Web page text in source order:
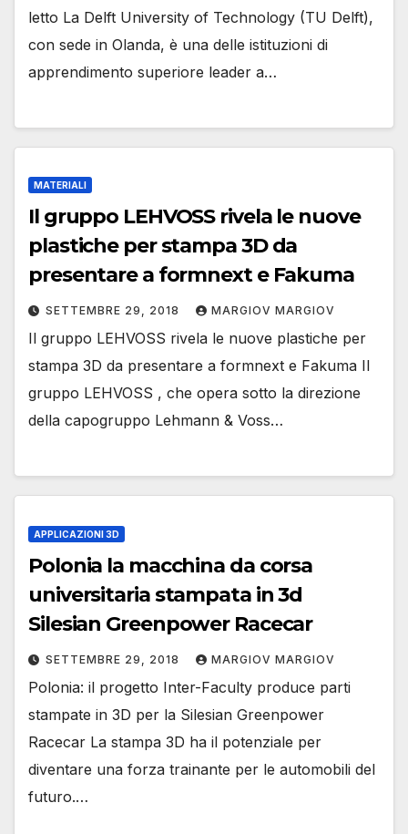
letto La Delft University of Technology (TU Delft),
con sede in Olanda, è una delle istituzioni di
apprendimento superiore leader a…
MATERIALI
Il gruppo LEHVOSS rivela le nuove
plastiche per stampa 3D da
presentare a formnext e Fakuma
SETTEMBRE 29, 2018 MARGIOV MARGIOV
Il gruppo LEHVOSS rivela le nuove plastiche per
stampa 3D da presentare a formnext e Fakuma Il
gruppo LEHVOSS , che opera sotto la direzione
della capogruppo Lehmann & Voss…
APPLICAZIONI 3D
Polonia la macchina da corsa
universitaria stampata in 3d
Silesian Greenpower Racecar
SETTEMBRE 29, 2018 MARGIOV MARGIOV
Polonia: il progetto Inter-Faculty produce parti
stampate in 3D per la Silesian Greenpower
Racecar La stampa 3D ha il potenziale per
diventare una forza trainante per le automobili del
futuro.…